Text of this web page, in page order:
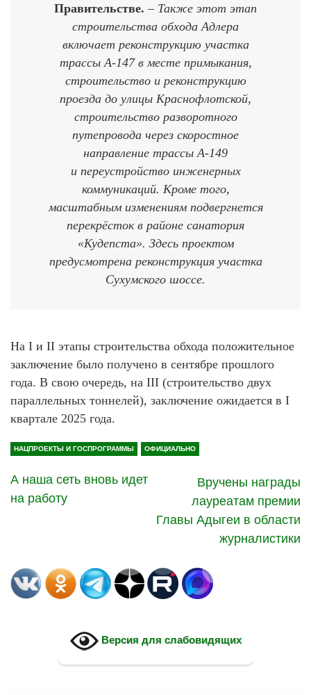
Правительстве. – Также этот этап
строительства обхода Адлера
включает реконструкцию участка
трассы А-147 в месте примыкания,
строительство и реконструкцию
проезда до улицы Краснофлотской,
строительство разворотного
путепровода через скоростное
направление трассы А-149
и переустройство инженерных
коммуникаций. Кроме того,
масштабным изменениям подвергнется
перекрёсток в районе санатория
«Кудепста». Здесь проектом
предусмотрена реконструкция участка
Сухумского шоссе.
На I и II этапы строительства обхода положительное
заключение было получено в сентябре прошлого
года. В свою очередь, на III (строительство двух
параллельных тоннелей), заключение ожидается в I
квартале 2025 года.
НАЦПРОЕКТЫ И ГОСПРОГРАММЫ ОФИЦИАЛЬНО
А наша сеть вновь идет
на работу
Вручены награды
лауреатам премии
Главы Адыгеи в области
журналистики
Версия для слабовидящих